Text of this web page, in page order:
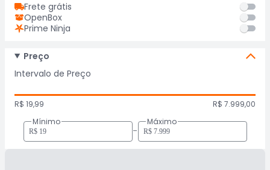
Frete grátis
OpenBox
Prime Ninja
Preço
Intervalo de Preço
R$ 19,99
R$ 7.999,00
Mínimo
-
Máximo